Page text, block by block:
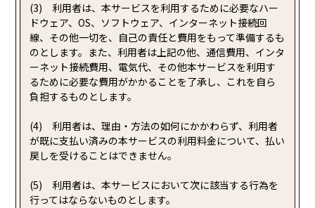
(3) 利用者は、本サービスを利用するために必要なハー
ドウェア、OS、ソフトウェア、インターネット接続回
線、その他一切を、自己の責任と費用をもって準備するも
のとします。また、利用者は上記の他、通信費用、インタ
ーネット接続費用、電気代、その他本サービスを利用す
るために必要な費用がかかることを了承し、これを自ら
負担するものとします。
(4) 利用者は、理由・方法の如何にかかわらず、利用者
が既に支払い済みの本サービスの利用料金について、払い
戻しを受けることはできません。
(5) 利用者は、本サービスにおいて次に該当する行為を
行ってはならないものとします。